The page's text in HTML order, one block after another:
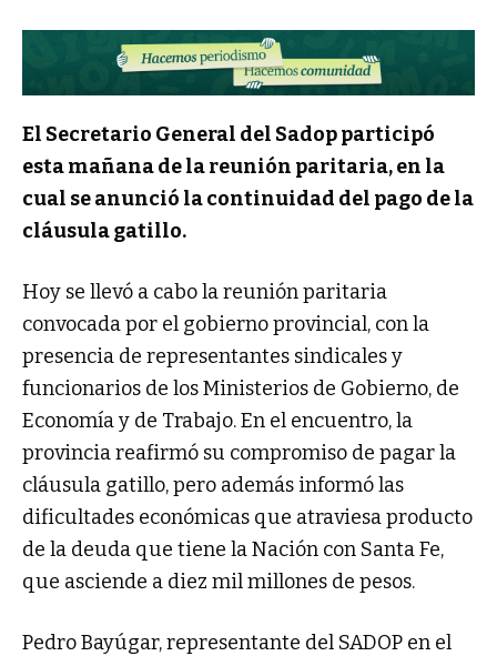
El Secretario General del Sadop participó
esta mañana de la reunión paritaria, en la
cual se anunció la continuidad del pago de la
cláusula gatillo.
Hoy se llevó a cabo la reunión paritaria
convocada por el gobierno provincial, con la
presencia de representantes sindicales y
funcionarios de los Ministerios de Gobierno, de
Economía y de Trabajo. En el encuentro, la
provincia reafirmó su compromiso de pagar la
cláusula gatillo, pero además informó las
dificultades económicas que atraviesa producto
de la deuda que tiene la Nación con Santa Fe,
que asciende a diez mil millones de pesos.
Pedro Bayúgar, representante del SADOP en el